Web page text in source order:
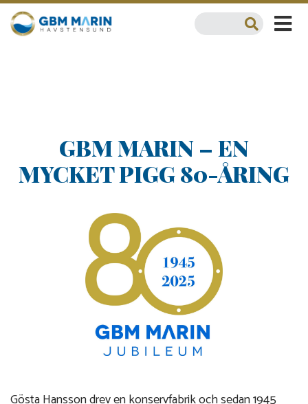
GBM MARIN – EN
MYCKET PIGG 80-ÅRING